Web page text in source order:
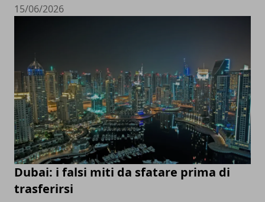
15/06/2026
Dubai: i falsi miti da sfatare prima di
trasferirsi